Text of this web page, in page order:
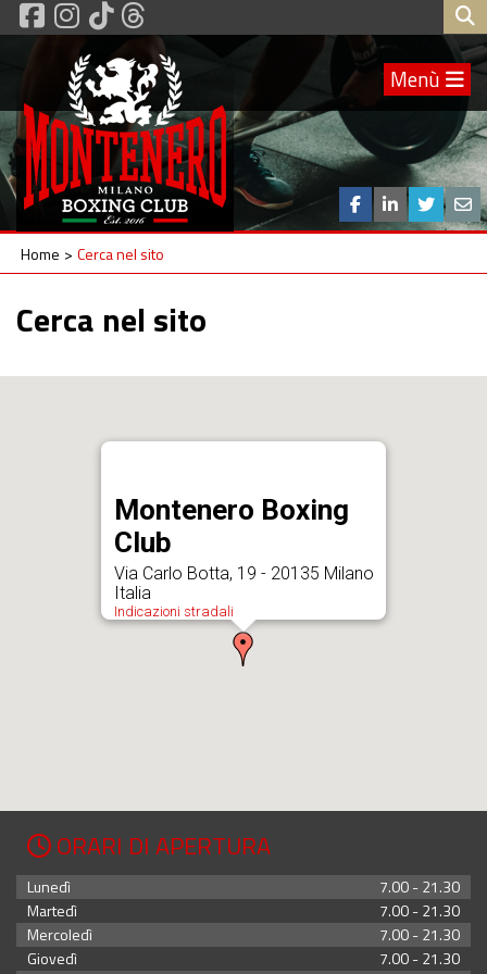
Menù
Home Cerca nel sito
Cerca nel sito
Montenero Boxing
Club
Via Carlo Botta, 19 - 20135 Milano
Italia
Indicazioni stradali
ORARI DI APERTURA
Lunedì
7.00 - 21.30
Martedì
7.00 - 21.30
Mercoledì
7.00 - 21.30
Giovedì
7.00 - 21.30